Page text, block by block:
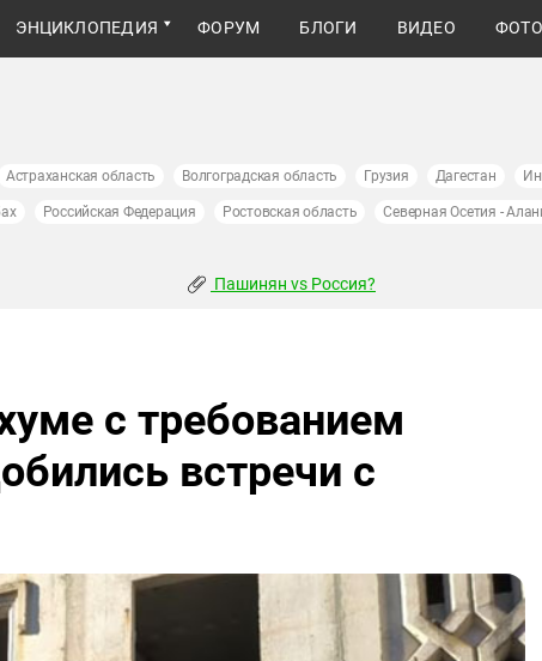
ЭНЦИКЛОПЕДИЯ ФОРУМ БЛОГИ ВИДЕО
Астраханская область Волгоградская область Грузия Дагестан
Российская Федерация Ростовская область Северная Осетия -
Пашинян vs Россия?
с требованием
встречи с